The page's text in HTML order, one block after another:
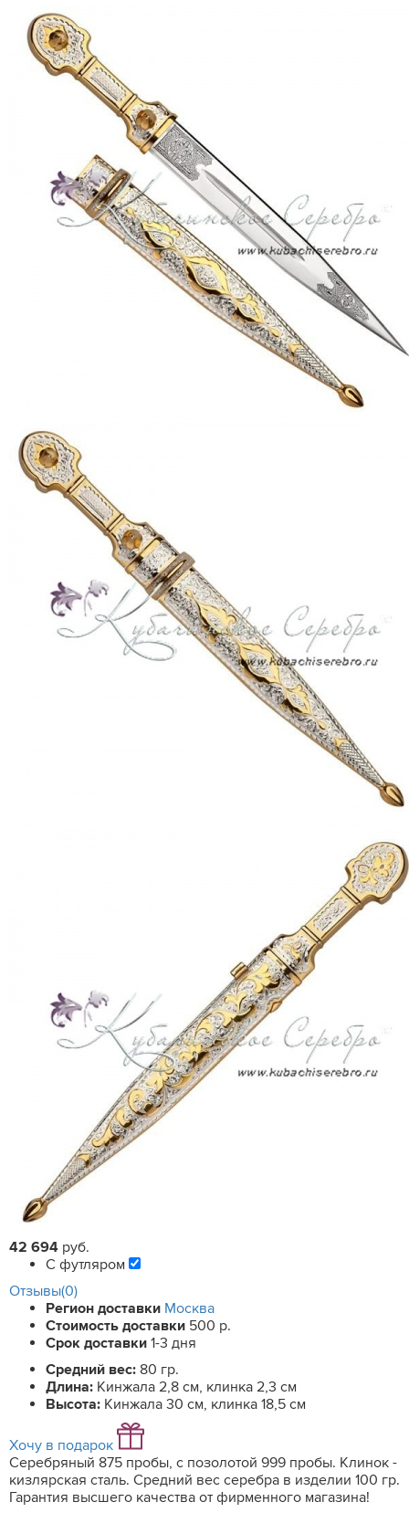
42 694 руб.
С футляром
Отзывы(0)
Регион доставки Москва
Стоимость доставки 500 р.
Срок доставки 1-3 дня
Средний вес: 80 гр.
Длина: Кинжала 2,8 см, клинка 2,3 см
Высота: Кинжала 30 см, клинка 18,5 см
Хочу в подарок
Серебряный 875 пробы, с позолотой 999 пробы. Клинок -
кизлярская сталь. Средний вес серебра в изделии 100 гр.
Гарантия высшего качества от фирменного магазина!